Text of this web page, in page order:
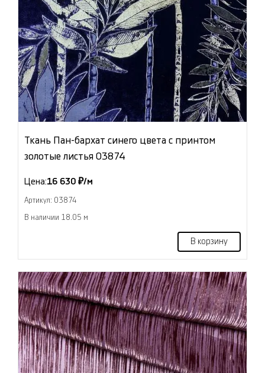
Ткань Пан-бархат синего цвета с принтом
золотые листья 03874
Цена:16 630 ₽/м
Артикул: 03874
В наличии 18.05 м
В корзину